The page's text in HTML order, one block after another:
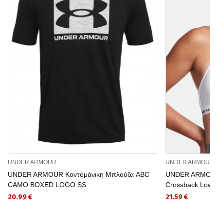
UNDER ARMOUR
UNDER ARMOUR Κοντομάνικη Μπλούζα ABC
CAMO BOXED LOGO SS
20.99 €
UNDER ARMOUR
UNDER
Crossback Low
21.59 €